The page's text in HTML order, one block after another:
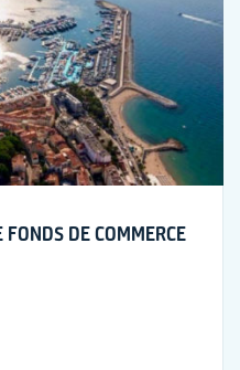
DE COMMERCE